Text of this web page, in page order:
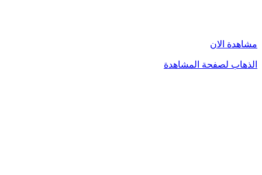
مشاهدة الان
الذهاب لصفحة المشاهدة